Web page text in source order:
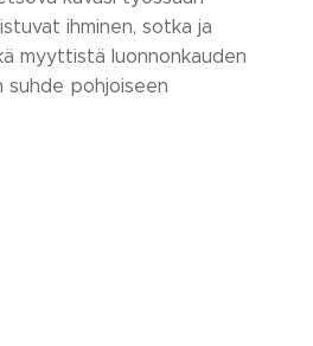
ihminen, sotka ja
myyttistä luonnonkauden
suhde pohjoiseen